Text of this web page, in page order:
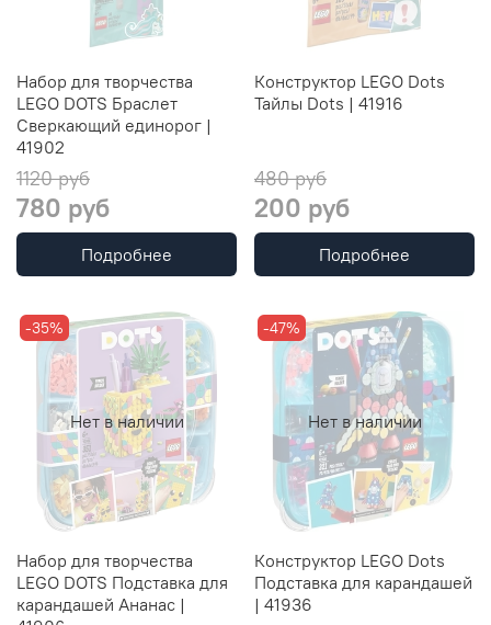
Набор для творчества
LEGO DOTS Браслет
Сверкающий единорог |
41902
1120 руб
780 руб
Подробнее
Конструктор LEGO Dots
Тайлы Dots | 41916
480 руб
200 руб
Подробнее
Нет в наличии
-35%
Набор для творчества
LEGO DOTS Подставка для
карандашей Ананас |
Нет в наличии
-47%
Конструктор LEGO Dots
Подставка для карандашей
| 41936